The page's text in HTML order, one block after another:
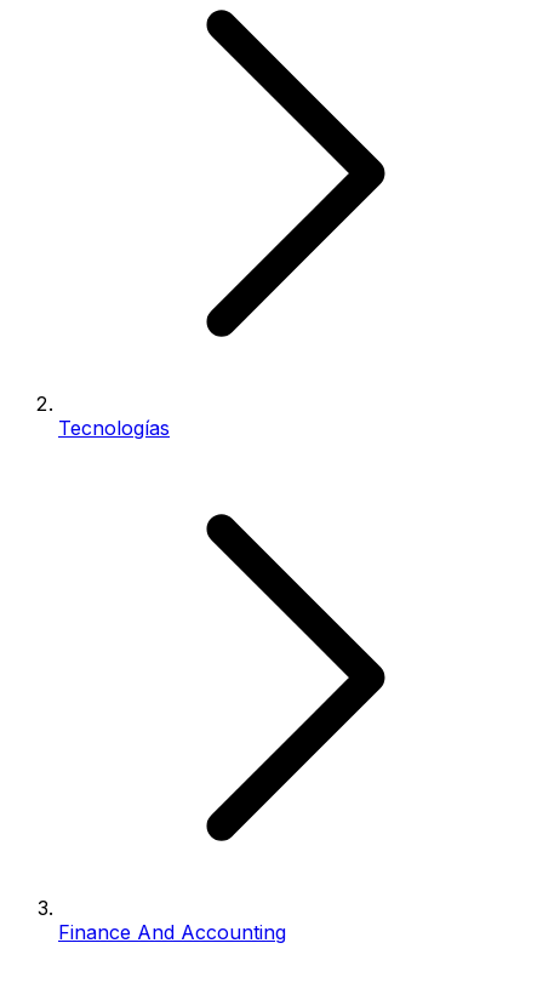
Tecnologías
Finance And Accounting